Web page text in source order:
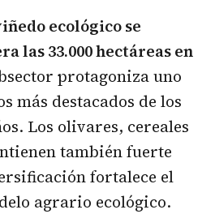
ecológico se
las 33.000 hectáreas en
protagoniza uno
más destacados de los
Los olivares, cereales
también fuerte
fortalece el
agrario ecológico.